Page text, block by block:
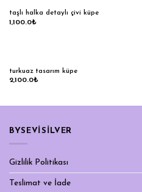
taşlı halka detaylı çivi küpe
1,100.0₺
turkuaz tasarım küpe
2,100.0₺
BYSEVİSİLVER
Gizlilik Politikası
Teslimat ve İade